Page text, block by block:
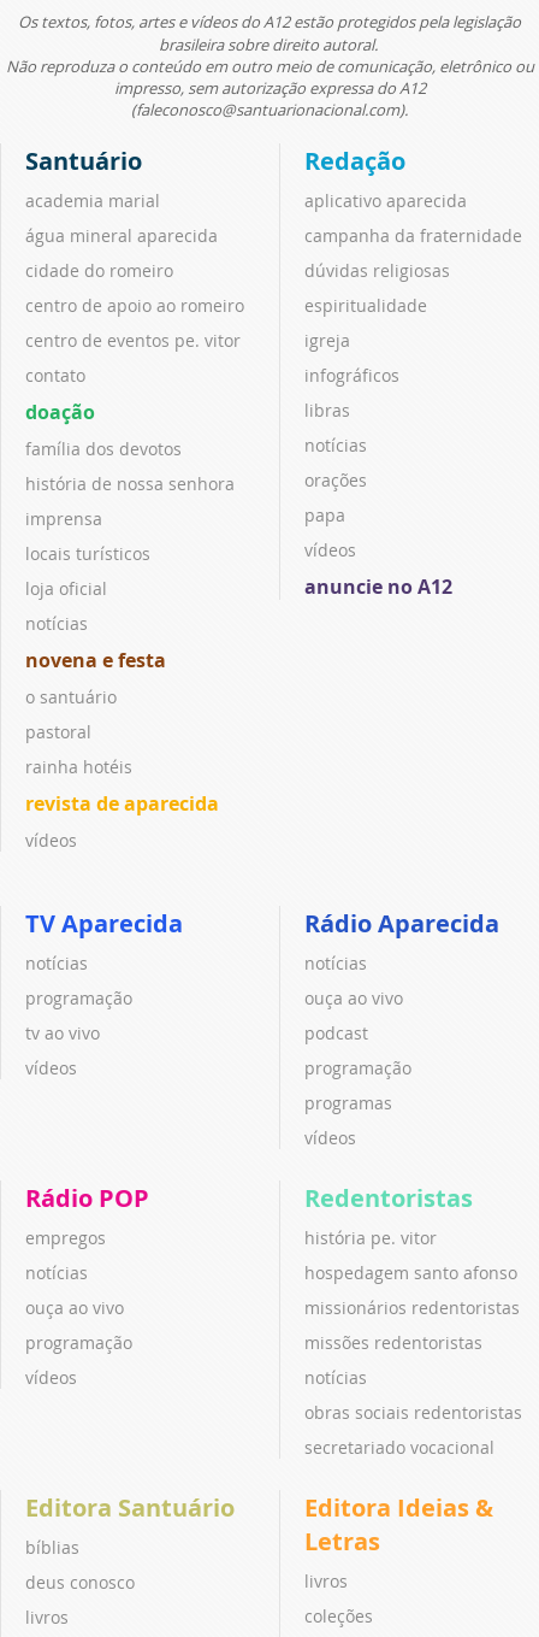
Os textos, fotos, artes e vídeos do A12 estão protegidos pela legislação
brasileira sobre direito autoral.
Não reproduza o conteúdo em outro meio de comunicação, eletrônico ou
impresso, sem autorização expressa do A12
(faleconosco@santuarionacional.com).
Santuário
academia marial
água mineral aparecida
cidade do romeiro
centro de apoio ao romeiro
centro de eventos pe. vitor
contato
doação
família dos devotos
história de nossa senhora
imprensa
locais turísticos
loja oficial
notícias
novena e festa
o santuário
pastoral
rainha hotéis
revista de aparecida
vídeos
Redação
aplicativo aparecida
campanha da fraternidade
dúvidas religiosas
espiritualidade
igreja
infográficos
libras
notícias
orações
papa
vídeos
anuncie no A12
TV Aparecida
notícias
programação
tv ao vivo
vídeos
Rádio Aparecida
notícias
ouça ao vivo
podcast
programação
programas
vídeos
Rádio POP
empregos
notícias
ouça ao vivo
programação
vídeos
Redentoristas
história pe. vitor
hospedagem santo afonso
missionários redentoristas
missões redentoristas
notícias
obras sociais redentoristas
secretariado vocacional
Editora Santuário
bíblias
deus conosco
livros
Editora Ideias &
Letras
livros
coleções